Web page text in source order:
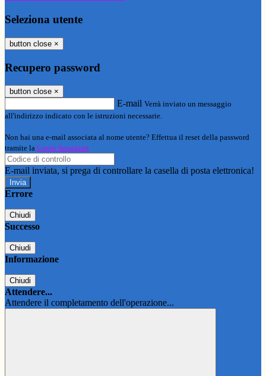
Seleziona utente
button close ×
Recupero password
button close ×
E-mail Verrà inviato un messaggio
all'indirizzo indicato con le istruzioni necessarie.
Non hai una e-mail associata al nome utente? Effettua il reset della password
tramite la Login Spaggiari
E-mail inviata, si prega di controllare la casella di posta elettronica!
Errore
Chiudi
Successo
Chiudi
Informazione
Chiudi
Attendere...
Attendere il completamento dell'operazione...